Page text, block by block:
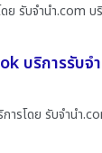
ย รับจํานํา.com บ
บริการรับ
รโดย รับจํานํา